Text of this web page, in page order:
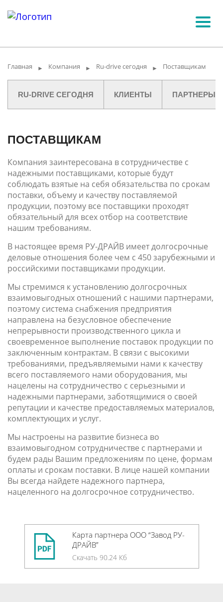
Главная ► Компания ► Ru-drive сегодня ► Поставщикам
RU-DRIVE СЕГОДНЯ КЛИЕНТЫ ПАРТНЕРЫ
ПОСТАВЩИКАМ
Компания заинтересована в сотрудничестве с
надежными поставщиками, которые будут
соблюдать взятые на себя обязательства по срокам
поставки, объему и качеству поставляемой
продукции, поэтому все поставщики проходят
обязательный для всех отбор на соответствие
нашим требованиям.
В настоящее время РУ-ДРАЙВ имеет долгосрочные
деловые отношения более чем с 450 зарубежными и
российскими поставщиками продукции.
Мы стремимся к установлению долгосрочных
взаимовыгодных отношений с нашими партнерами,
поэтому система снабжения предприятия
направлена на безусловное обеспечение
непрерывности производственного цикла и
своевременное выполнение поставок продукции по
заключенным контрактам. В связи с высокими
требованиями, предъявляемыми нами к качеству
всего поставляемого нами оборудования, мы
нацелены на сотрудничество с серьезными и
надежными партнерами, заботящимися о своей
репутации и качестве предоставляемых материалов,
комплектующих и услуг.
Мы настроены на развитие бизнеса во
взаимовыгодном сотрудничестве с партнерами и
будем рады Вашим предложениям по цене, формам
оплаты и срокам поставки. В лице нашей компании
Вы всегда найдете надежного партнера,
нацеленного на долгосрочное сотрудничество.
Карта партнера ООО “Завод РУ-
ДРАЙВ”
Скачать 90.24 Кб